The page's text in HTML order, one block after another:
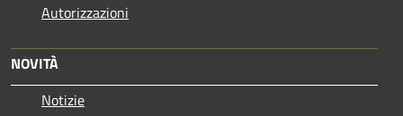
Autorizzazioni
NOVITÀ
Notizie